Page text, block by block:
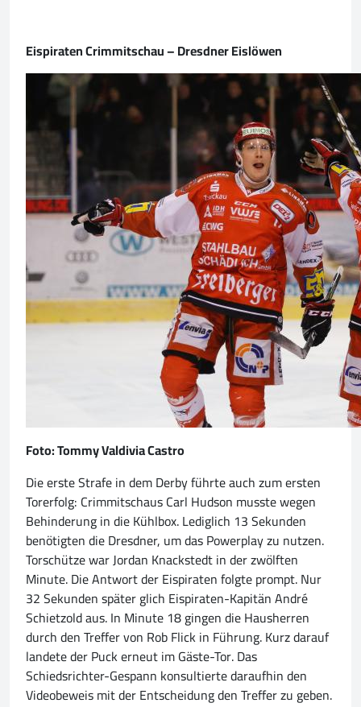
Eispiraten Crimmitschau – Dresdner Eislöwen
Foto: Tommy Valdivia Castro
Die erste Strafe in dem Derby führte auch zum ersten
Torerfolg: Crimmitschaus Carl Hudson musste wegen
Behinderung in die Kühlbox. Lediglich 13 Sekunden
benötigten die Dresdner, um das Powerplay zu nutzen.
Torschütze war Jordan Knackstedt in der zwölften
Minute. Die Antwort der Eispiraten folgte prompt. Nur
32 Sekunden später glich Eispiraten-Kapitän André
Schietzold aus. In Minute 18 gingen die Hausherren
durch den Treffer von Rob Flick in Führung. Kurz darauf
landete der Puck erneut im Gäste-Tor. Das
Schiedsrichter-Gespann konsultierte daraufhin den
Videobeweis mit der Entscheidung den Treffer zu geben.